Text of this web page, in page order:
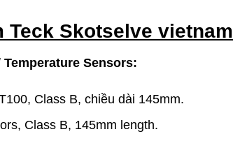
Teck Skotselve vietnam
Sensors:
Class B, chiều dài 145mm.
Class B, 145mm length.